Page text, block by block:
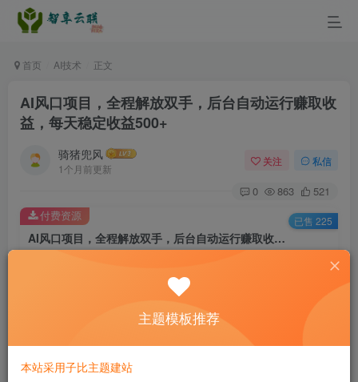
首页 AI技术 正文
AI风口项目，全程解放双手，后台自动运行赚取收
益，每天稳定收益500+
骑猪兜风
1个月前更新
关注 私信
0 863 521
AI风口项目，全程解放双手，后台自动运行赚取收益，每天稳定收益500+
9.9
付费资源 已售 225
主题模板推荐
本站采用子比主题建站